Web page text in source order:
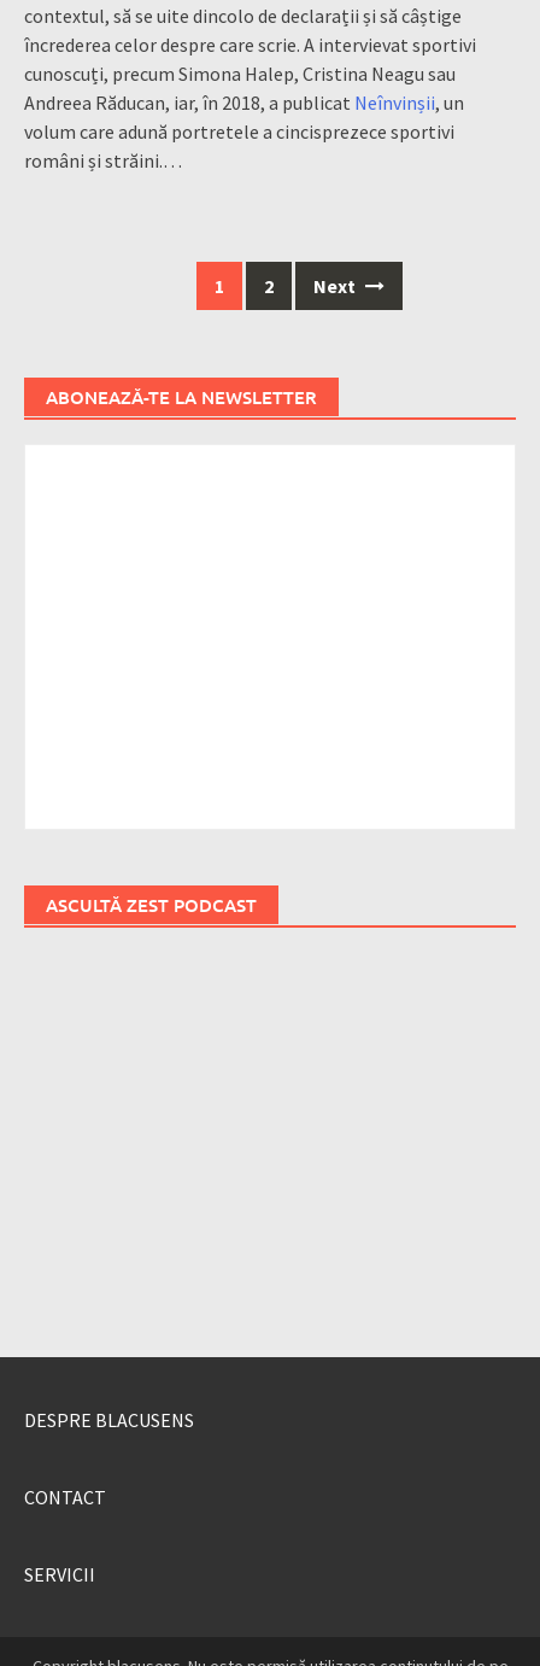
contextul, să se uite dincolo de declarații și să câștige
încrederea celor despre care scrie. A intervievat sportivi
cunoscuți, precum Simona Halep, Cristina Neagu sau
Andreea Răducan, iar, în 2018, a publicat Neînvinșii, un
volum care adună portretele a cincisprezece sportivi
români și străini.…
1 2 Next
ABONEAZĂ-TE LA NEWSLETTER
ASCULTĂ ZEST PODCAST
DESPRE BLACUSENS
CONTACT
SERVICII